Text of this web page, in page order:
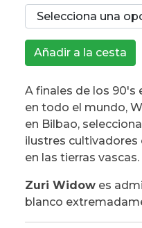
Añadir a la cesta
A finales de los 90's
en todo el mundo,
en Bilbao,
ilustres
en las tierras vascas.
Zuri Widow es
blanco